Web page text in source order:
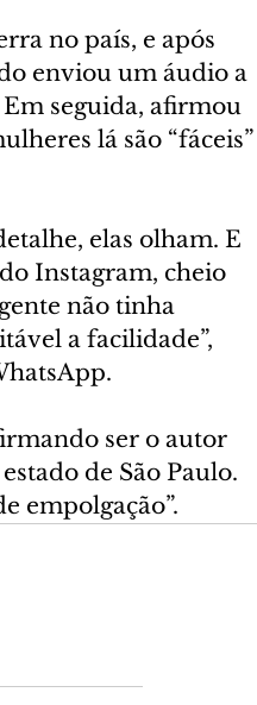
no país, e após
enviou um áudio a
seguida, afirmou
lá são “fáceis”
elas olham. E
Instagram, cheio
não tinha
a facilidade”,
ser o autor
de São Paulo.
empolgação”.